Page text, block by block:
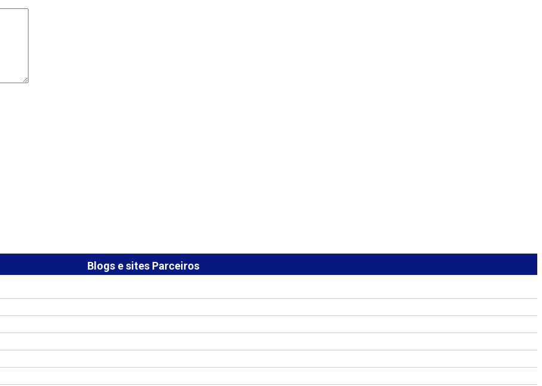
Blogs e sites Parceiros